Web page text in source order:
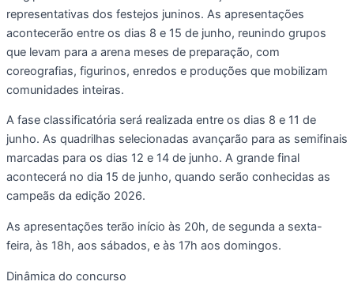
representativas dos festejos juninos. As apresentações
acontecerão entre os dias 8 e 15 de junho, reunindo grupos
que levam para a arena meses de preparação, com
coreografias, figurinos, enredos e produções que mobilizam
comunidades inteiras.
A fase classificatória será realizada entre os dias 8 e 11 de
junho. As quadrilhas selecionadas avançarão para as semifinais
marcadas para os dias 12 e 14 de junho. A grande final
acontecerá no dia 15 de junho, quando serão conhecidas as
campeãs da edição 2026.
As apresentações terão início às 20h, de segunda a sexta-
feira, às 18h, aos sábados, e às 17h aos domingos.
Dinâmica do concurso